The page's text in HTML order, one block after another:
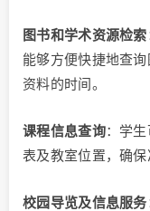
图书和学术资源检索
能够方便快捷地查
资料的时间。
课程信息查询：学生
表及教室位置，确保
校园导览及信息服务